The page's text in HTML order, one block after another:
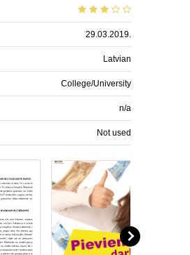
29.03.2019.
Latvian
College/University
n/a
Not used